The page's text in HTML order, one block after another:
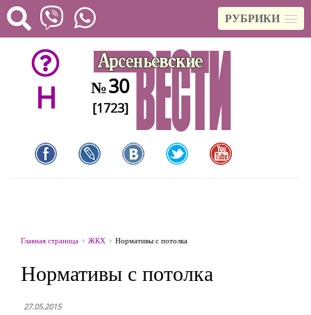
РУБРИКИ
H №30
[1723]
Главная страница ЖКХ Нормативы с потолка
Нормативы с потолка
27.05.2015